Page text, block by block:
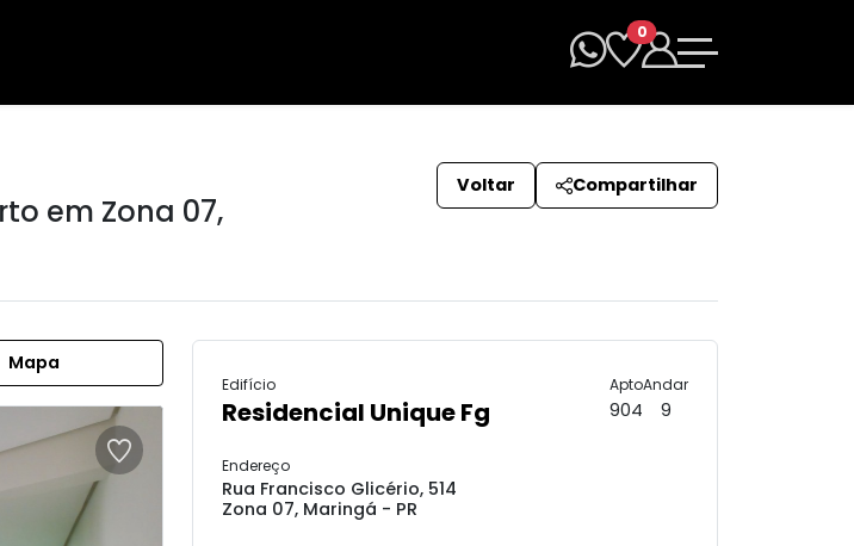
0
em Zona 07,
Voltar Compartilhar
Mapa
Edifício
Residencial Unique Fg
Apto
904
Andar
9
Endereço
Rua Francisco Glicério, 514
Zona 07, Maringá - PR